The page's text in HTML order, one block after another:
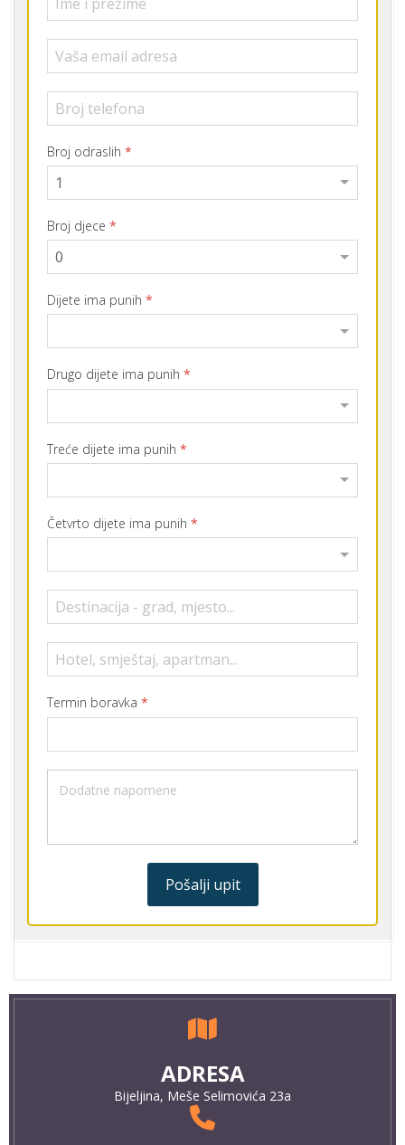
Broj odraslih *
Broj djece *
Dijete ima punih *
Drugo dijete ima punih *
Treće dijete ima punih *
Četvrto dijete ima punih *
Termin boravka *
Pošalji upit
ADRESA
Bijeljina, Meše Selimovića 23a